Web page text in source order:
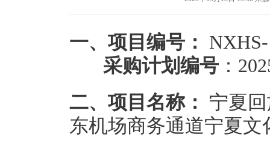
一、项目编号：
采购计划编号 ：
二、项目名称：
宁夏
东机场商务通道宁夏